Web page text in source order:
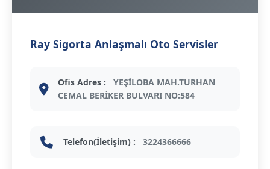
Ray Sigorta Anlaşmalı Oto Servisler
Ofis Adres :
YEŞİLOBA MAH.TURHAN
CEMAL BERİKER BULVARI NO:584
Telefon(İletişim) : 3224366666